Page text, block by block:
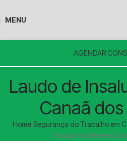
MENU
AGENDAR
Laudo de
Canaã
Home Segurança do Trabalho em
Insalubridade em